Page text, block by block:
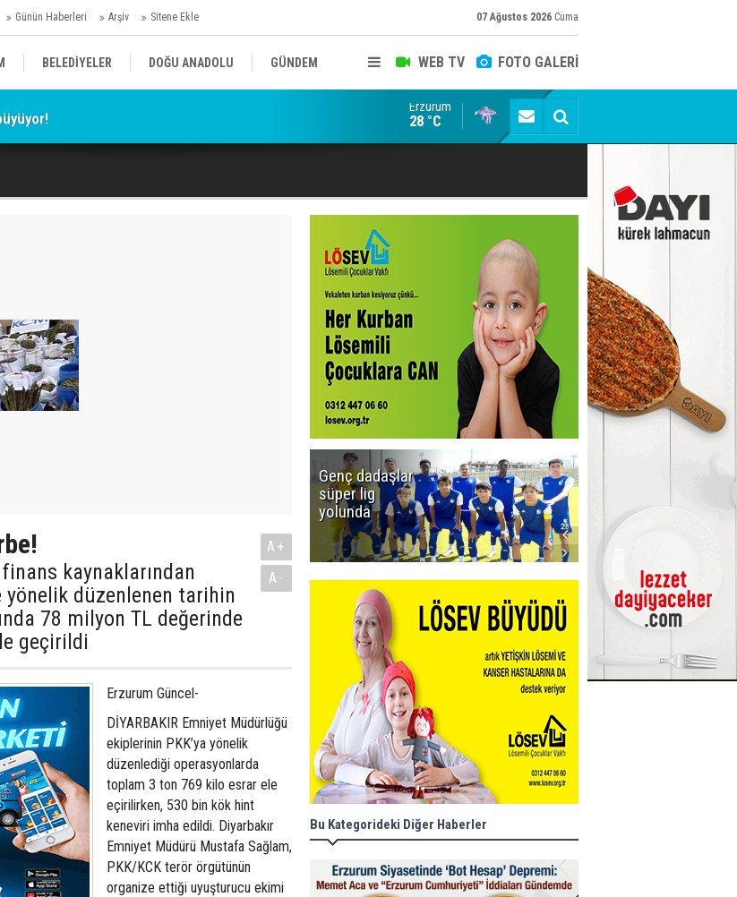
Günün Haberleri Arşiv Sitene Ekle 07 Ağustos 2026 Cuma
WEB TV FOTO GALERİ
BELEDİYELER DOĞU ANADOLU GÜNDEM
Cumhurbaşkanı Erdoğan talimatı verdi! AK Parti 81
Erzurum
28 °C
kaynaklarından
düzenlenen tarihin
78 milyon TL değerinde
geçirildi
A+
A-
Erzurum Güncel-
DİYARBAKIR Emniyet Müdürlüğü
ekiplerinin PKK’ya yönelik
düzenlediği operasyonlarda
toplam 3 ton 769 kilo esrar ele
eçirilirken, 530 bin kök hint
keneviri imha edildi. Diyarbakır
Emniyet Müdürü Mustafa Sağlam,
PKK/KCK terör örgütünün
organize ettiği uyuşturucu ekimi
Genç dadaşlar
süper lig
yolunda
Kiralık Yat
Seçenekleri ile
Tekne Tatilini
Planlayın
Bu Kategorideki Diğer Haberler